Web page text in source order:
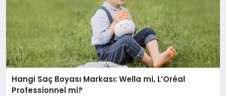
Hangi Saç Boyası Markası: Wella mi, L’Oréal
Professionnel mi?